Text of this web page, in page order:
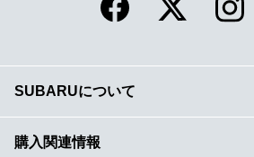
SUBARUについて
購入関連情報